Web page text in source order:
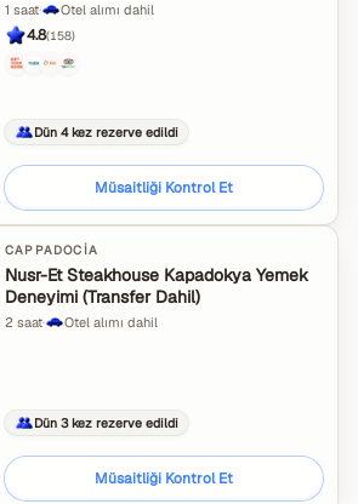
1 saat· Otel alımı dahil
4.8(158)
Dün 4 kez rezerve edildi
Müsaitliği Kontrol Et
CAPPADOCIA
Nusr-Et Steakhouse Kapadokya Yemek
Deneyimi (Transfer Dahil)
2 saat· Otel alımı dahil
Dün 3 kez rezerve edildi
Müsaitliği Kontrol Et